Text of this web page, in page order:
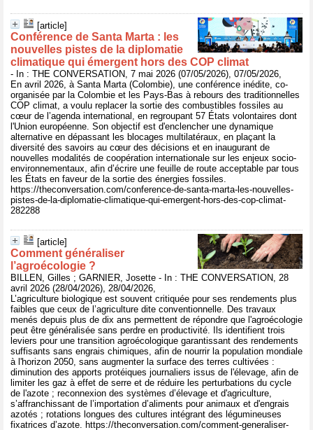
[article]
Conférence de Santa Marta : les
nouvelles pistes de la diplomatie
climatique qui émergent hors des COP climat
- In : THE CONVERSATION, 7 mai 2026 (07/05/2026), 07/05/2026,
En avril 2026, à Santa Marta (Colombie), une conférence inédite, co-
organisée par la Colombie et les Pays-Bas à rebours des traditionnelles
COP climat, a voulu replacer la sortie des combustibles fossiles au
cœur de l’agenda international, en regroupant 57 États volontaires dont
l'Union européenne. Son objectif est d'enclencher une dynamique
alternative en dépassant les blocages multilatéraux, en plaçant la
diversité des savoirs au cœur des décisions et en inaugurant de
nouvelles modalités de coopération internationale sur les enjeux socio-
environnementaux, afin d’écrire une feuille de route acceptable par tous
les États en faveur de la sortie des énergies fossiles.
https://theconversation.com/conference-de-santa-marta-les-nouvelles-
pistes-de-la-diplomatie-climatique-qui-emergent-hors-des-cop-climat-
282288
[article]
Comment généraliser
l’agroécologie ?
BILLEN, Gilles ; GARNIER, Josette - In : THE CONVERSATION, 28
avril 2026 (28/04/2026), 28/04/2026,
L’agriculture biologique est souvent critiquée pour ses rendements plus
faibles que ceux de l’agriculture dite conventionnelle. Des travaux
menés depuis plus de dix ans permettent de répondre que l'agroécologie
peut être généralisée sans perdre en productivité. Ils identifient trois
leviers pour une transition agroécologique garantissant des rendements
suffisants sans engrais chimiques, afin de nourrir la population mondiale
à l'horizon 2050, sans augmenter la surface des terres cultivées :
diminution des apports protéiques journaliers issus de l'élevage, afin de
limiter les gaz à effet de serre et de réduire les perturbations du cycle
de l'azote ; reconnexion des systèmes d’élevage et d'agriculture,
s’affranchissant de l’importation d’aliments pour animaux et d'engrais
azotés ; rotations longues des cultures intégrant des légumineuses
fixatrices d’azote. https://theconversation.com/comment-generaliser-